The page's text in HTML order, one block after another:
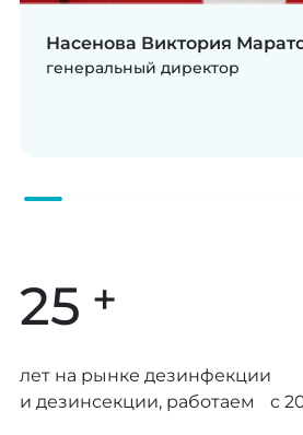
Насенова Виктория
генеральный директор
25 +
лет на рынке дезинфекции
и дезинсекции, работаем с